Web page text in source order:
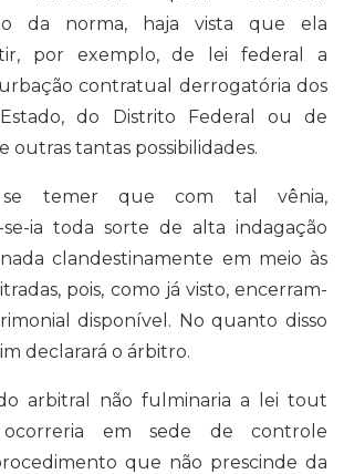
da norma, haja vista que ela
por exemplo, de lei federal a
contratual derrogatória dos
do Distrito Federal ou de
outras tantas possibilidades.
temer que com tal vênia,
se-ia toda sorte de alta indagação
clandestinamente em meio às
pois, como já visto, encerram-
disponível. No quanto disso
declarará o árbitro.
arbitral não fulminaria a lei tout
em sede de controle
que não prescinde da